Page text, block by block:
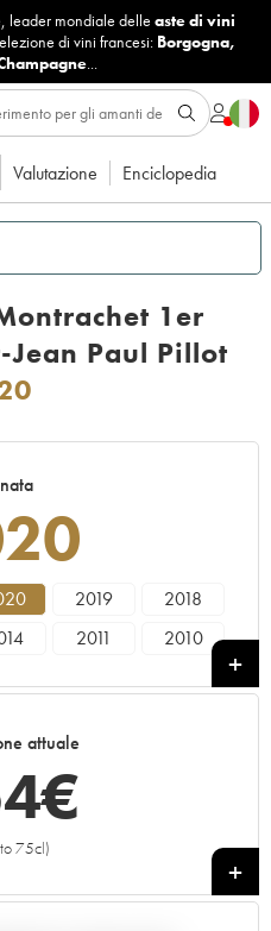
leader mondiale delle aste di vini
di vini francesi: Borgogna,
...
Valutazione Enciclopedia
1er
Jean Paul Pillot
2019
2018
2011
2010
attuale
€
75cl)
+